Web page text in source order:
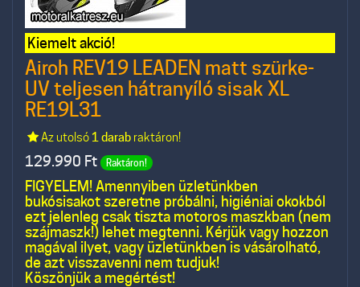
Kiemelt akció!
Airoh REV19 LEADEN matt szürke-
UV teljesen hátranyíló sisak XL
RE19L31
Az utolsó 1 darabraktáron!
129.990 Ft Raktáron!
FIGYELEM! Amennyiben üzletünkben
bukósisakot szeretne próbálni, higiéniai okokból
ezt jelenleg csak tiszta motoros maszkban (nem
szájmaszk!) lehet megtenni. Kérjük vagy hozzon
magával ilyet, vagy üzletünkben is vásárolható,
de azt visszavenni nem tudjuk!
Köszönjük a megértést!